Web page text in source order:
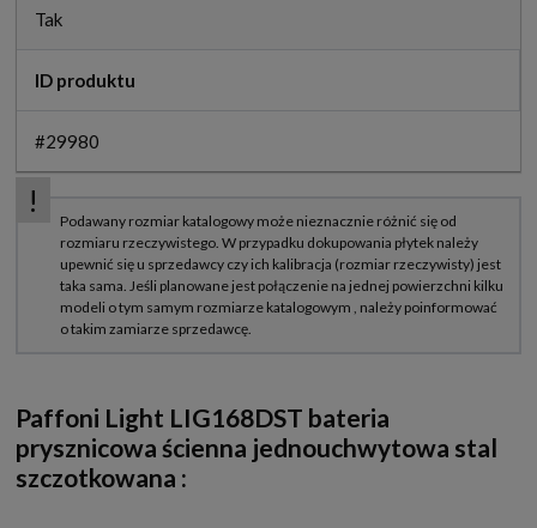
Tak
ID produktu
#29980
Paffoni Light LIG168DST bateria
prysznicowa ścienna jednouchwytowa stal
szczotkowana :